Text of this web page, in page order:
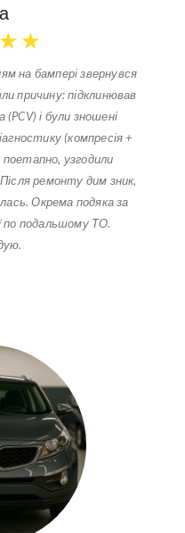
★ ★
на бампері звернувся
причину: підклинював
і були зношені
(компресія +
поетапно, узгодили
ремонту дим зник,
Окрема подяка за
по подальшому ТО.